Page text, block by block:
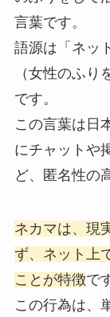
言葉です。
語源は「ネッ
（女性のふ
です。
この言葉は日
にチャットや
ど、匿名性の
ネカマは、現
ず、ネット上
ことが特徴で
この行為は、